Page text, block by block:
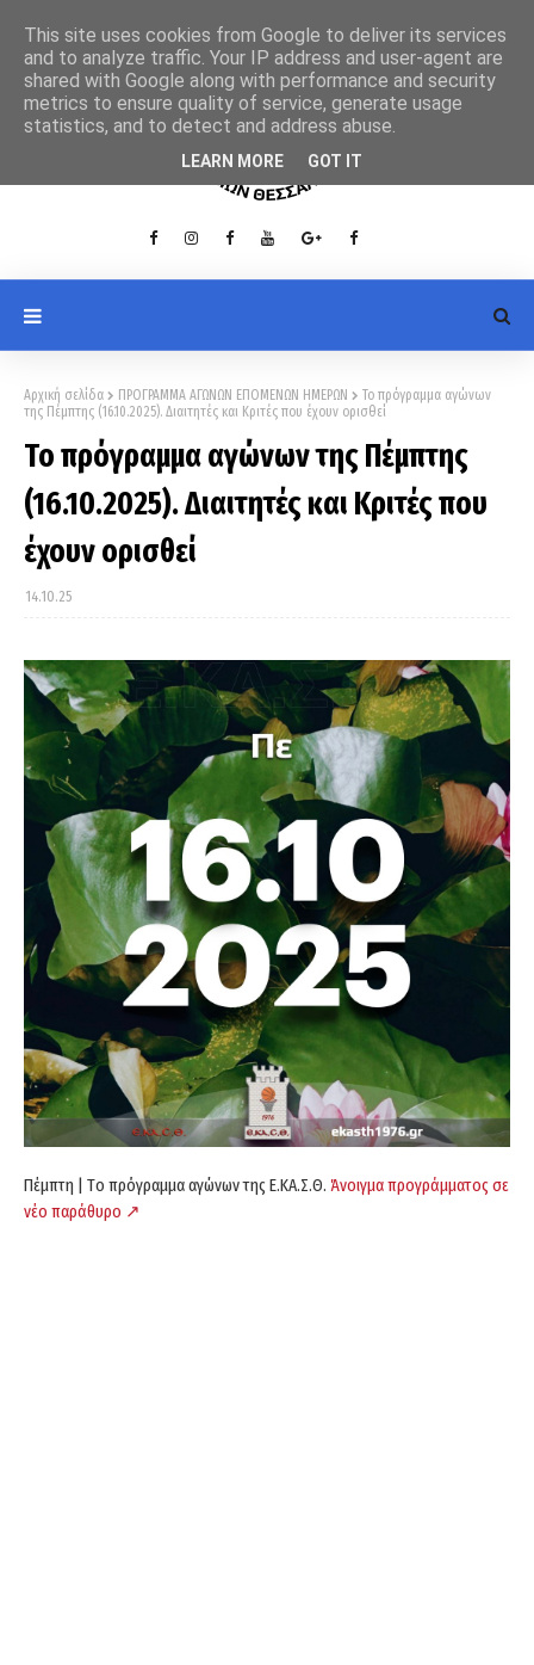
Αρχική σελίδα ΠΡΟΓΡΑΜΜΑ ΑΓΩΝΩΝ ΕΠΟΜΕΝΩΝ ΗΜΕΡΩΝ
Το πρόγραμμα αγώνων
της Πέμπτης (16.10.2025). Διαιτητές και Κριτές που έχουν ορισθεί
Το πρόγραμμα αγώνων της Πέμπτης
(16.10.2025). Διαιτητές και Κριτές που
έχουν ορισθεί
14.10.25
Πέμπτη | Tο πρόγραμμα αγώνων της Ε.ΚΑ.Σ.Θ. Άνοιγμα προγράμματος σε
νέο παράθυρο ↗️
This site uses cookies from Google to deliver its services
and to analyze traffic. Your IP address and user-agent are
shared with Google along with performance and security
metrics to ensure quality of service, generate usage
statistics, and to detect and address abuse.
LEARN MORE GOT IT